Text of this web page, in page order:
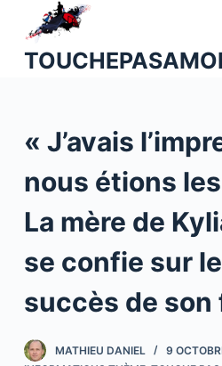
u
o
e
u
« J’avais
nous étions
La mère de
se confie sur
succès de son
MATHIEU DANIEL
9